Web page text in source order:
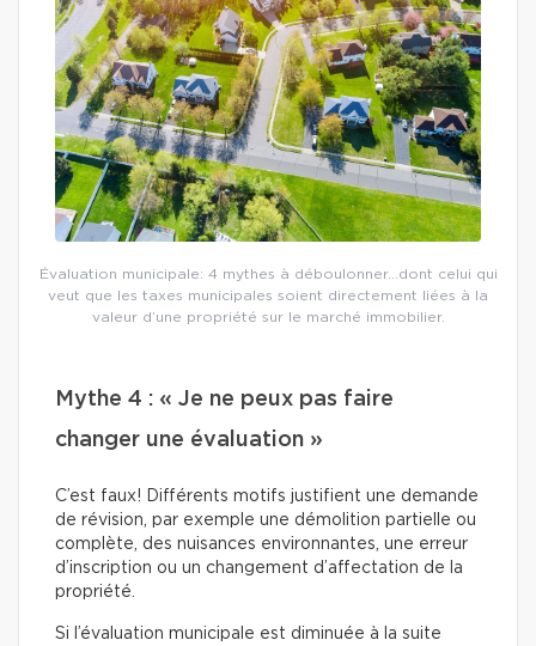
Évaluation municipale: 4 mythes à déboulonner…dont celui qui
veut que les taxes municipales soient directement liées à la
valeur d’une propriété sur le marché immobilier.
Mythe 4 : « Je ne peux pas faire
changer une évaluation »
C’est faux! Différents motifs justifient une demande
de révision, par exemple une démolition partielle ou
complète, des nuisances environnantes, une erreur
d’inscription ou un changement d’affectation de la
propriété.
Si l’évaluation municipale est diminuée à la suite